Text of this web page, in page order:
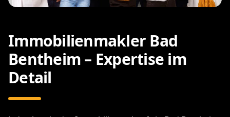
Immobilienmakler Bad
Bentheim – Expertise im
Detail